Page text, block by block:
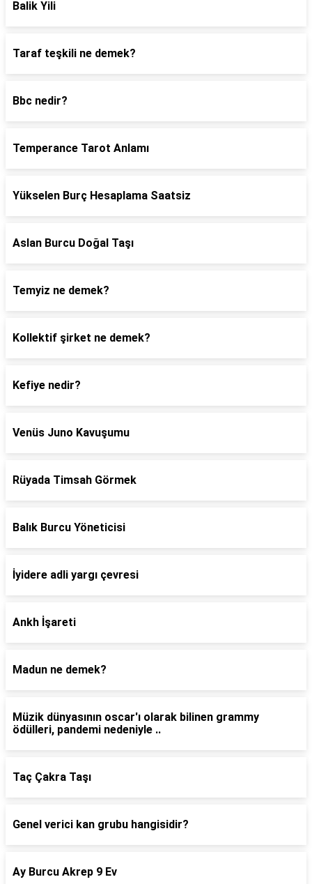
Balik Yili
Taraf teşkili ne demek?
Bbc nedir?
Temperance Tarot Anlamı
Yükselen Burç Hesaplama Saatsiz
Aslan Burcu Doğal Taşı
Temyiz ne demek?
Kollektif şirket ne demek?
Kefiye nedir?
Venüs Juno Kavuşumu
Rüyada Timsah Görmek
Balık Burcu Yöneticisi
İyidere adli yargı çevresi
Ankh İşareti
Madun ne demek?
Müzik dünyasının oscar'ı olarak bilinen grammy
ödülleri, pandemi nedeniyle ..
Taç Çakra Taşı
Genel verici kan grubu hangisidir?
Ay Burcu Akrep 9 Ev